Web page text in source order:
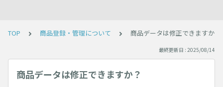
TOP 商品登録・管理について 商品データは修正できますか？
最終更新日 : 2025/08/14
商品データは修正できますか？